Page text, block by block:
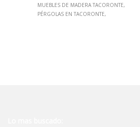
MUEBLES DE MADERA TACORONTE
PÉRGOLAS EN TACORONTE